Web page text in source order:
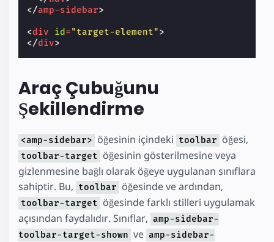
</amp-sidebar>
<div id="target-element">
</div>
Araç Çubuğunu
Şekillendirme
<amp-sidebar> öğesinin içindeki toolbar öğesi,
toolbar-target öğesinin gösterilmesine veya
gizlenmesine bağlı olarak öğeye uygulanan sınıflara
sahiptir. Bu, toolbar öğesinde ve ardından,
toolbar-target öğesinde farklı stilleri uygulamak
açısından faydalıdır. Sınıflar, amp-sidebar-
toolbar-target-shown ve amp-sidebar-